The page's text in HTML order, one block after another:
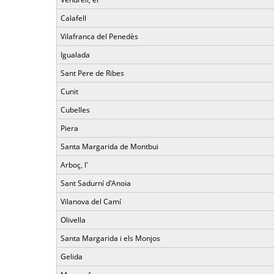
Calafell
Vilafranca del Penedès
Igualada
Sant Pere de Ribes
Cunit
Cubelles
Piera
Santa Margarida de Montbui
Arboç, l'
Sant Sadurní d'Anoia
Vilanova del Camí
Olivella
Santa Margarida i els Monjos
Gelida